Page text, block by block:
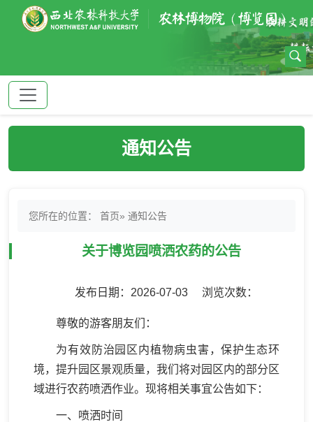
通知公告
您所在的位置： 首页» 通知公告
关于博览园喷洒农药的公告
发布日期：2026-07-03 浏览次数：
尊敬的游客朋友们：
为有效防治园区内植物病虫害，保护生态环
境，提升园区景观质量，我们将对园区内的部分区
域进行农药喷洒作业。现将相关事宜公告如下：
一、喷洒时间